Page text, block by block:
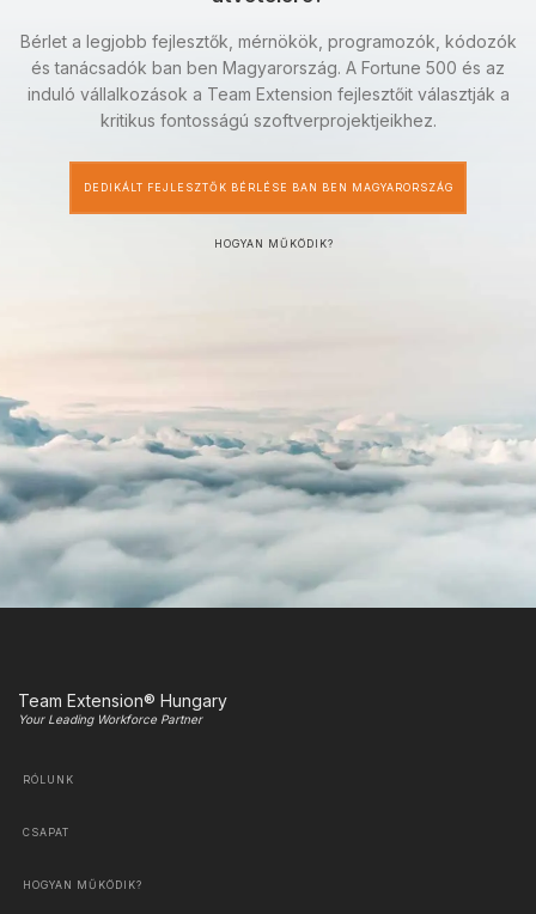
Bérlet a legjobb fejlesztők, mérnökök, programozók, kódozók
és tanácsadók ban ben Magyarország. A Fortune 500 és az
induló vállalkozások a Team Extension fejlesztőit választják a
kritikus fontosságú szoftverprojektjeikhez.
DEDIKÁLT FEJLESZTŐK BÉRLÉSE BAN BEN MAGYARORSZÁG
HOGYAN MŰKÖDIK?
Team Extension® Hungary
Your Leading Workforce Partner
RÓLUNK
CSAPAT
HOGYAN MŰKÖDIK?